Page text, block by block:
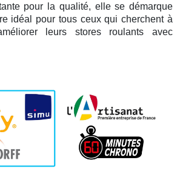
pour la qualité, elle se démarque
idéal pour tous ceux qui cherchent à
leurs stores roulants avec